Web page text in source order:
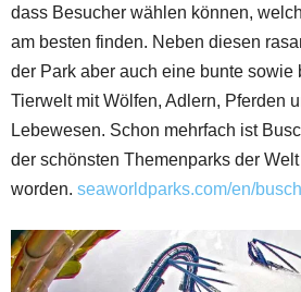
dass Besucher wählen können,
am besten finden. Neben diesen
der Park aber auch eine bunte sowie
Tierwelt mit Wölfen, Adlern, Pferden
Lebewesen. Schon mehrfach ist
der schönsten Themenparks der
worden. seaworldparks.com/en/